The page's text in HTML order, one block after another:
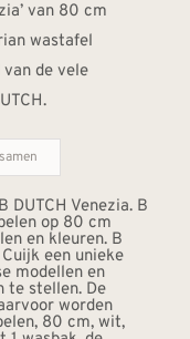
van 80 cm
wastafel
van de vele